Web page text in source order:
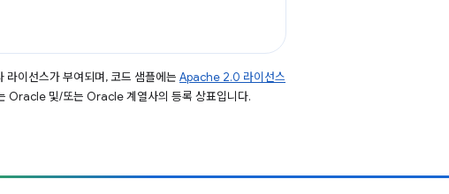
라이선스가 부여되며, 코드 샘플에는 Apache 2.0 라이선스
Oracle 및/또는 Oracle 계열사의 등록 상표입니다.